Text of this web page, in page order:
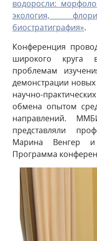
водоросли:
экология,
биостратиграфия».
Конференция
широкого круга
проблемам
демонстрации новых
научно-
обмена опытом
направлений.
представляли
Марина Венгер и
Программа